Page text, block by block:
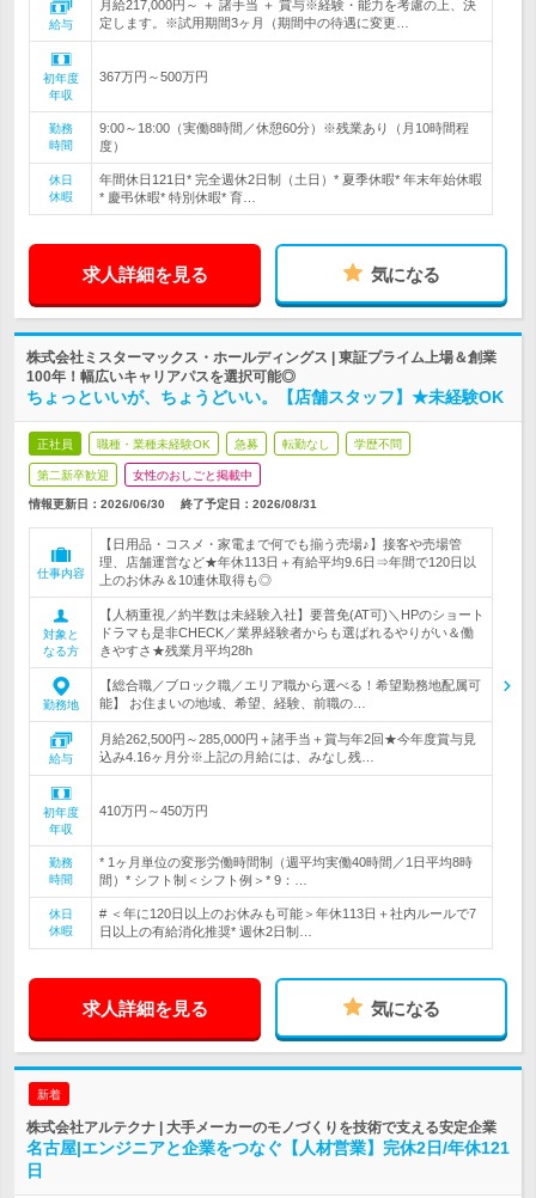
給与
月給217,000円～ ＋ 諸手当 ＋ 賞与※経験・能力を考慮の上、決
定します。※試用期間3ヶ月（期間中の待遇に変更…
初年度
年収
367万円～500万円
勤務
時間
9:00～18:00（実働8時間／休憩60分）※残業あり（月10時間程
度）
休日
休暇
年間休日121日* 完全週休2日制（土日）* 夏季休暇* 年末年始休暇
* 慶弔休暇* 特別休暇* 育…
求人詳細を見る 気になる
株式会社ミスターマックス・ホールディングス | 東証プライム上場＆創業
100年！幅広いキャリアパスを選択可能◎
ちょっといいが、ちょうどいい。【店舗スタッフ】★未経験OK
正社員 職種・業種未経験OK 急募 転勤なし 学歴不問
第二新卒歓迎 女性のおしごと掲載中
情報更新日：2026/06/30 終了予定日： 2026/08/31
仕事内容
【日用品・コスメ・家電まで何でも揃う売場♪】接客や売場管
理、店舗運営など★年休113日＋有給平均9.6日⇒年間で120日以
上のお休み＆10連休取得も◎
対象と
なる方
【人柄重視／約半数は未経験入社】要普免(AT可)＼HPのショート
ドラマも是非CHECK／業界経験者からも選ばれるやりがい＆働
きやすさ★残業月平均28h
勤務地
【総合職／ブロック職／エリア職から選べる！希望勤務地配属可
能】 お住まいの地域、希望、経験、前職の…
給与
月給262,500円～285,000円＋諸手当＋賞与年2回★今年度賞与見
込み4.16ヶ月分※上記の月給には、みなし残…
初年度
年収
410万円～450万円
勤務
時間
* 1ヶ月単位の変形労働時間制（週平均実働40時間／1日平均8時
間）* シフト制＜シフト例＞* 9：…
休日
休暇
# ＜年に120日以上のお休みも可能＞年休113日＋社内ルールで7
日以上の有給消化推奨* 週休2日制…
求人詳細を見る 気になる
新着
株式会社アルテクナ | 大手メーカーのモノづくりを技術で支える安定企業
名古屋|エンジニアと企業をつなぐ【人材営業】完休2日/年休121
日